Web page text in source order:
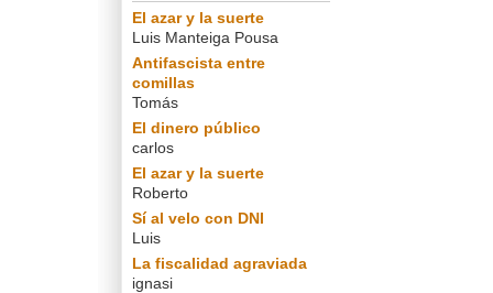
El azar y la suerte
Luis Manteiga Pousa
Antifascista entre
comillas
Tomás
El dinero público
carlos
El azar y la suerte
Roberto
Sí al velo con DNI
Luis
La fiscalidad agraviada
ignasi